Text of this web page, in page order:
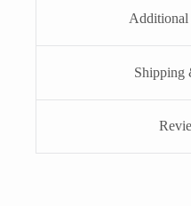
Additional
Shipping